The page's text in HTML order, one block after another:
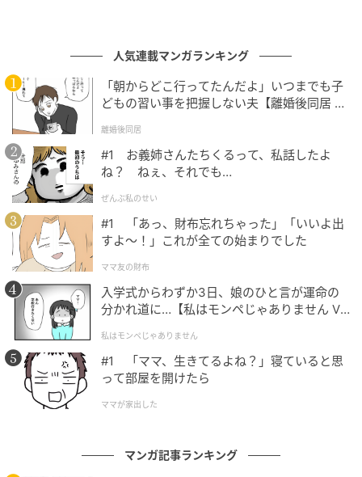
人気連載マンガランキング
「朝からどこ行ってたんだよ」いつまでも子
どもの習い事を把握しない夫【離婚後同居 Vo
離婚後同居
#1 お義姉さんたちくるって、私話したよ
ね？ ねぇ、それでも…
ぜんぶ私のせい
#1 「あっ、財布忘れちゃった」「いいよ出
すよ〜！」これが全ての始まりでした
ママ友の財布
入学式からわずか3日、娘のひと言が運命の
分かれ道に…【私はモンペじゃありません Vo
私はモンペじゃありません
#1 「ママ、生きてるよね？」寝ていると思
って部屋を開けたら
ママが家出した
マンガ記事ランキング